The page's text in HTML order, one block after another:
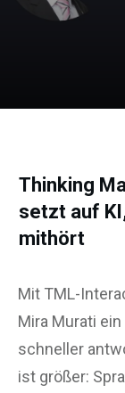
Thinking
setzt auf
mithört
Mit TML-
Mira Murati
schneller
ist größer: